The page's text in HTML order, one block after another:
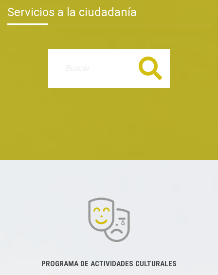
Servicios a la ciudadanía
Buscar
PROGRAMA DE ACTIVIDADES CULTURALES